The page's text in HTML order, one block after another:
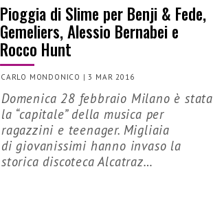
Pioggia di Slime per Benji & Fede,
Gemeliers, Alessio Bernabei e
Rocco Hunt
CARLO MONDONICO |3 MAR 2016
Domenica 28 febbraio Milano è stata
la “capitale” della musica per
ragazzini e teenager. Migliaia
di giovanissimi hanno invaso la
storica discoteca Alcatraz…